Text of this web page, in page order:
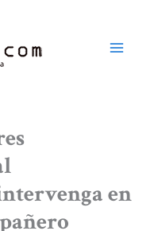
en